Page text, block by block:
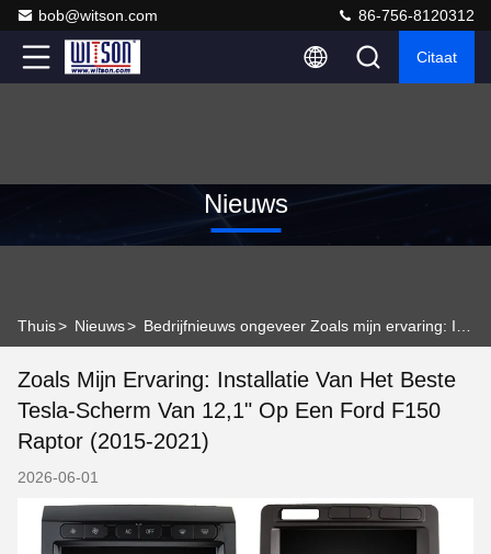
bob@witson.com 86-756-8120312
Citaat
Nieuws
Thuis> Nieuws>
Zoals Mijn Ervaring: Installatie Van Het Beste
Tesla-Scherm Van 12,1" Op Een Ford F150
Raptor (2015-2021)
2026-06-01